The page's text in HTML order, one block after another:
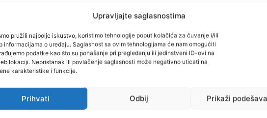
Upravljajte saglasnostima
pružili najbolje iskustvo, koristimo tehnologije poput kolačića za čuvanje i/ili
informacijama o uređaju. Saglasnost sa ovim tehnologijama će nam omogućiti
podatke kao što su ponašanje pri pregledanju ili jedinstveni ID-ovi na
lokaciji. Nepristanak ili povlačenje saglasnosti može negativno uticati na
karakteristike i funkcije.
Prihvati Odbij Prikaži